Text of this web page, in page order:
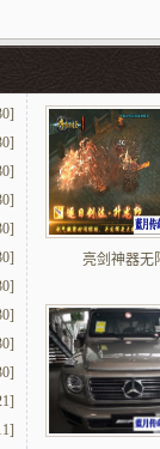
亮剑神器无